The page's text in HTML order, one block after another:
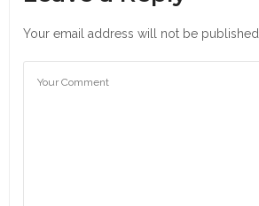
Your email address will not be published.